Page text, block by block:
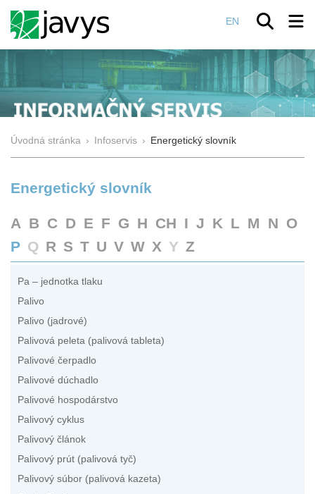
EN
Úvodná stránka › Infoservis › Energetický slovník
Energetický slovník
A B C D E F G H CH I J K L M N O
P Q R S T U V W X Y Z
Pa – jednotka tlaku
Palivo
Palivo (jadrové)
Palivová peleta (palivová tableta)
Palivové čerpadlo
Palivové dúchadlo
Palivové hospodárstvo
Palivový cyklus
Palivový článok
Palivový prút (palivová tyč)
Palivový súbor (palivová kazeta)